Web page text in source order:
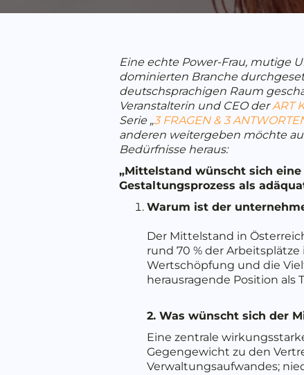
Eine echte Power-Frau, mutige
dominierten Branche
deutschsprachigen Raum
Veranstalterin und CEO derART
Serie „3 FRAGEN & 3
anderen weitergeben möchte
Bedürfnisse heraus:
„Mittelstand wünscht sich
Gestaltungsprozess als
Warum ist der
Der Mittelstand in
rund 70 % der
Wertschöpfung und die
herausragende Position als
2. Was wünscht sich der
Eine zentrale
Gegengewicht zu den
Verwaltungsaufwandes;